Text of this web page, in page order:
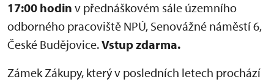
17:00 hodin v přednáškovém sále územního
odborného pracoviště NPÚ, Senovážné náměstí 6,
České Budějovice.Vstup zdarma.
Zámek Zákupy, který v posledních letech prochází